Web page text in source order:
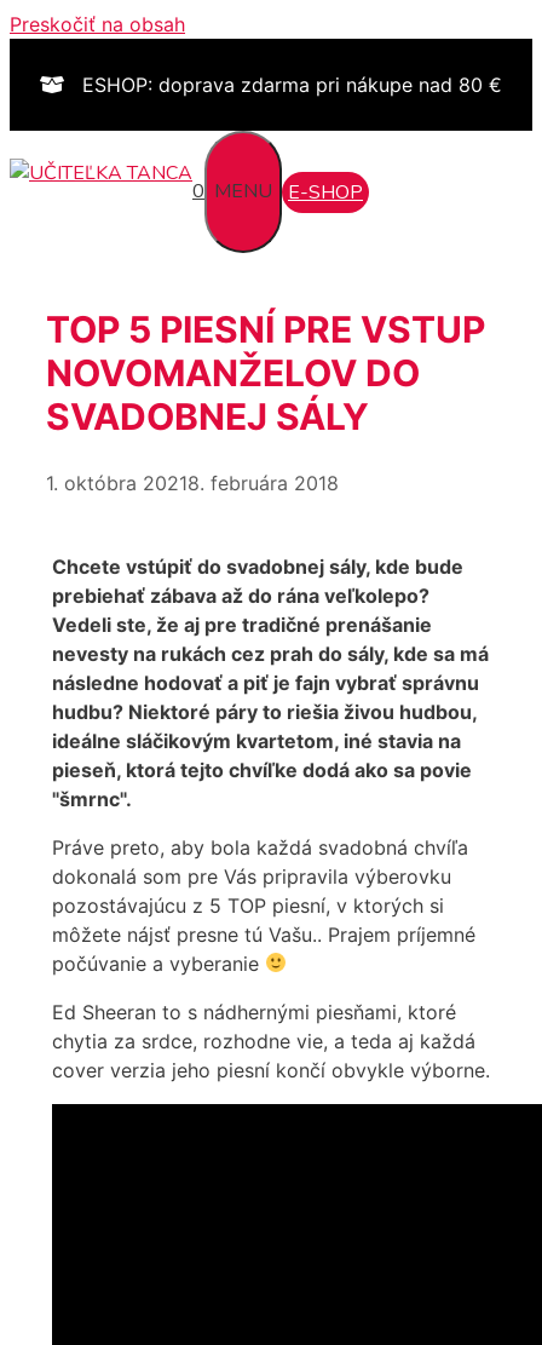
Preskočiť na obsah
ESHOP: doprava zdarma pri nákupe nad 80 €
E-SHOP
0 MENU
TOP 5 PIESNÍ PRE VSTUP
NOVOMANŽELOV DO
SVADOBNEJ SÁLY
1. októbra 20218. februára 2018
Chcete vstúpiť do svadobnej sály, kde bude
prebiehať zábava až do rána veľkolepo?
Vedeli ste, že aj pre tradičné prenášanie
nevesty na rukách cez prah do sály, kde sa má
následne hodovať a piť je fajn vybrať správnu
hudbu? Niektoré páry to riešia živou hudbou,
ideálne sláčikovým kvartetom, iné stavia na
pieseň, ktorá tejto chvíľke dodá ako sa povie
"šmrnc".
Práve preto, aby bola každá svadobná chvíľa
dokonalá som pre Vás pripravila výberovku
pozostávajúcu z 5 TOP piesní, v ktorých si
môžete nájsť presne tú Vašu.. Prajem príjemné
počúvanie a vyberanie
Ed Sheeran to s nádhernými piesňami, ktoré
chytia za srdce, rozhodne vie, a teda aj každá
cover verzia jeho piesní končí obvykle výborne.